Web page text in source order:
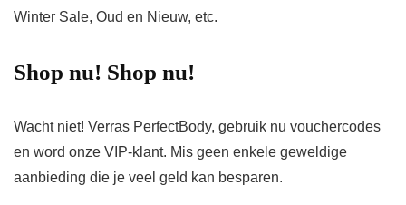
Winter Sale, Oud en Nieuw, etc.
Shop nu! Shop nu!
Wacht niet! Verras PerfectBody, gebruik nu vouchercodes
en word onze VIP-klant. Mis geen enkele geweldige
aanbieding die je veel geld kan besparen.